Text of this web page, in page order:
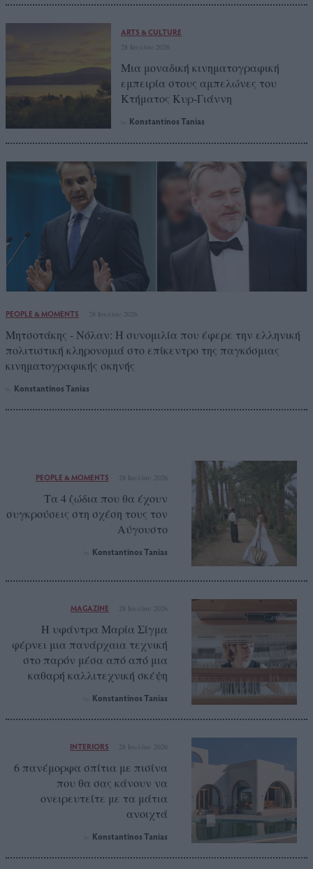
ARTS & CULTURE
28 Ιουλίου 2026
Μια μοναδική κινηματογραφική
εμπειρία στους αμπελώνες του
Κτήματος Κυρ-Γιάννη
Konstantinos Tanias
PEOPLE & MOMENTS 28 Ιουλίου 2026
Μητσοτάκης - Νόλαν: Η συνομιλία που έφερε την ελληνική
πολιτιστική κληρονομιά στο επίκεντρο της παγκόσμιας
κινηματογραφικής σκηνής
Konstantinos Tanias
PEOPLE & MOMENTS 28 Ιουλίου 2026
Τα 4 ζώδια που θα έχουν
συγκρούσεις στη σχέση τους τον
Αύγουστο
Konstantinos Tanias
MAGAZINE 28 Ιουλίου 2026
Η υφάντρα Μαρία Σίγμα
φέρνει μια πανάρχαια τεχνική
στο παρόν μέσα από από μια
καθαρή καλλιτεχνική σκέψη
Konstantinos Tanias
INTERIORS 28 Ιουλίου 2026
6 πανέμορφα σπίτια με πισίνα
που θα σας κάνουν να
ονειρευτείτε με τα μάτια
ανοιχτά
Konstantinos Tanias